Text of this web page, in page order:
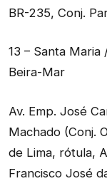
BR-235, Conj.
13 – Santa Maria
Beira-Mar
Av. Emp. José
Machado (Conj.
de Lima, rótula,
Francisco José